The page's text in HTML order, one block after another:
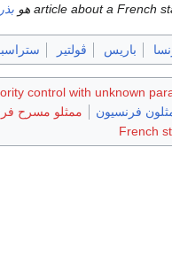
باريس ڤولتير
control with unknown
فرنسيون ممثلو مسرح
French